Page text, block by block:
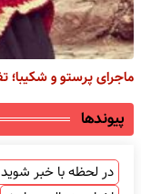
ماجرای پرستو و شکیبا؛
پیوندها
در لحظه با خبر شوید